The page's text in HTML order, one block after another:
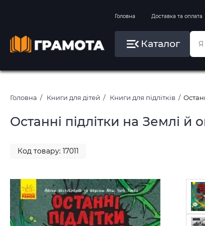
Головна Доставка та оплата
Каталог
Вправи на зимові канікули
Літо, пляж, плавання, басейни
Картини за номерами
Головна Книги для дітей Книги для підлітків
Останні підлітки на Землі
Код товару: 17011